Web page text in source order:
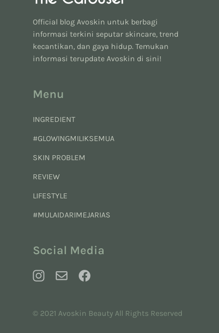
Official blog Avoskin untuk berbagi
informasi terkini seputar skincare, trend
kecantikan, dan gaya hidup. Temukan
informasi terupdate Avoskin di sini!
Menu
INGREDIENT
#GLOWINGMILIKSEMUA
SKIN PROBLEM
REVIEW
LIFESTYLE
#MULAIDARIMEJARIAS
Social Media
© 2021 Avoskin Beauty All Rights Reserved